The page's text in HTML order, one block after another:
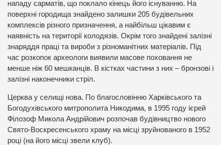
нападу сарматів, що поклало кінець його існуванню. На
поверхні городища знайдено залишки 205 будівельних
комплексів різного призначення, а найбільш цікавим є
наявність на території колодязів. Окрім того знайдені залізні
знаряддя праці та вироби з різноманітних матеріалів. Під
час розкопок археологи виявили масове поховання не
менше ніж 60 мешканців. В кістках частини з них – бронзові і
залізні наконечники стріл.
Церква у селищі нова. По благословінню Харківського та
Богодухівського митрополита Никодима, в 1995 году ієрей
Філозоф Микола Андрійович розпочав будівництво нового
Свято-Воскресенського храму на місці зруйнованого в 1952
році (на його місці звели клуб).